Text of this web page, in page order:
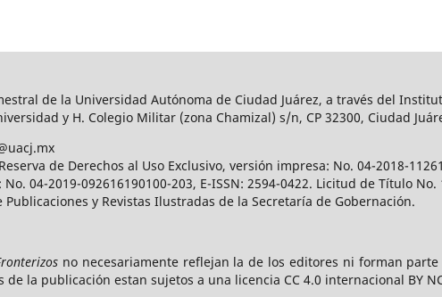
de la Universidad Autónoma de Ciudad Juárez, a través del
y H. Colegio Militar (zona Chamizal) s/n, CP 32300, Ciudad
de Derechos al Uso Exclusivo, versión impresa: No. 04-2018-
04-2019-092616190100-203, E-ISSN: 2594-0422. Licitud de Título
y Revistas Ilustradas de la Secretaría de Gobernación.
no necesariamente reflejan la de los editores ni forman
de la publicación estan sujetos a una licencia CC 4.0 internacional BY